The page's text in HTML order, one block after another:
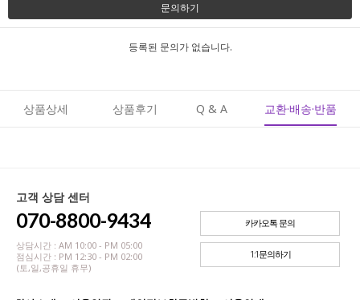
문의하기
등록된 문의가 없습니다.
상품상세 상품후기 Q & A 교환·배송·반품
고객 상담 센터
070-8800-9434
상담시간 : AM 10:00 - PM 05:00
점심시간 : PM 12:30 - PM 02:00
(토,일,공휴일 휴무)
카카오톡 문의
1:1문의하기